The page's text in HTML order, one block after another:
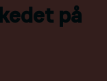
på